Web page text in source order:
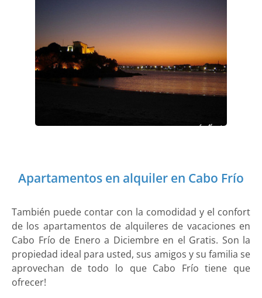
Apartamentos en alquiler en Cabo Frío
También puede contar con la comodidad y el confort
de los apartamentos de alquileres de vacaciones en
Cabo Frío de Enero a Diciembre en el Gratis. Son la
propiedad ideal para usted, sus amigos y su familia se
aprovechan de todo lo que Cabo Frío tiene que
ofrecer!